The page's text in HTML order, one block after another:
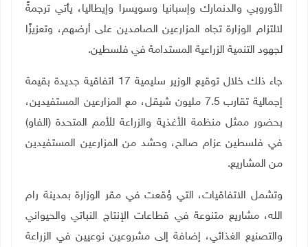
الأوروبي والدنمارك وإسبانيا وسويسرا وإيطاليا، يأتي ترجمةً
لالتزام الوزارة تجاه المزارعين الصامدين على أرضهم، وتعزيزًا
لجهود التنمية الزراعية المستدامة في فلسطين.
جاء ذلك خلال توقيع الوزير سليمية 17 اتفاقية جديدة بقيمة
إجمالية تقارب 7.5 مليون شيقل، مع المزارعين المستفيدين،
بحضور ممثل منظمة الأغذية والزراعة للأمم المتحدة (الفاو)
في فلسطين عزام صالح، وحشد من المزارعين المستفيدين
من المشاريع.
وتشمل الاتفاقيات، التي وُقعت في مقر الوزارة بمدينة رام
الله، مشاريع متنوعة في قطاعات الإنتاج النباتي والحيواني
والتصنيع الغذائي، إضافة إلى مشروعين نوعيين في الزراعة